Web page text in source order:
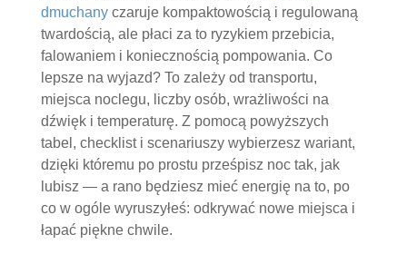
dmuchanyczaruje kompaktowością i regulowaną
twardością, ale płaci za to ryzykiem przebicia,
falowaniem i koniecznością pompowania. Co
lepsze na wyjazd? To zależy od transportu,
miejsca noclegu, liczby osób, wrażliwości na
dźwięk i temperaturę. Z pomocą powyższych
tabel, checklist i scenariuszy wybierzesz wariant,
dzięki któremu po prostu prześpisz noc tak, jak
lubisz — a rano będziesz mieć energię na to, po
co w ogóle wyruszyłeś: odkrywać nowe miejsca i
łapać piękne chwile.